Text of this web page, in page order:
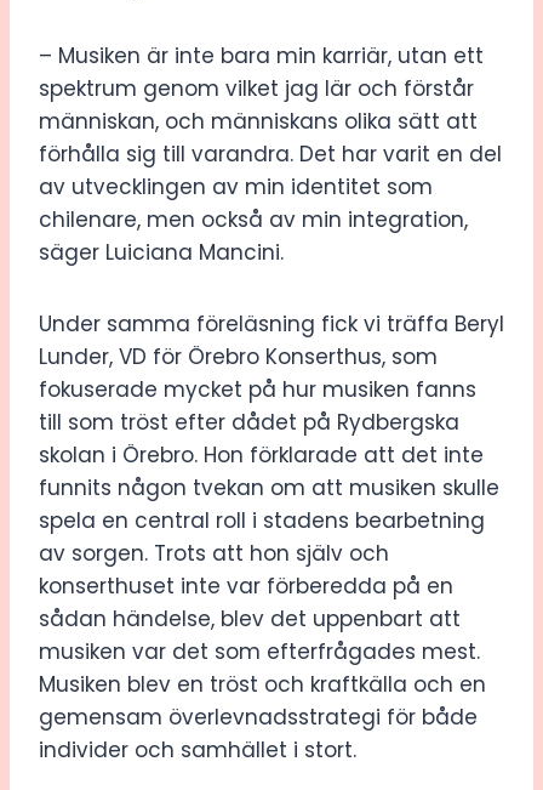
– Musiken är inte bara min karriär, utan ett
spektrum genom vilket jag lär och förstår
människan, och människans olika sätt att
förhålla sig till varandra. Det har varit en del
av utvecklingen av min identitet som
chilenare, men också av min integration,
säger Luiciana Mancini.
Under samma föreläsning fick vi träffa Beryl
Lunder, VD för Örebro Konserthus, som
fokuserade mycket på hur musiken fanns
till som tröst efter dådet på Rydbergska
skolan i Örebro. Hon förklarade att det inte
funnits någon tvekan om att musiken skulle
spela en central roll i stadens bearbetning
av sorgen. Trots att hon själv och
konserthuset inte var förberedda på en
sådan händelse, blev det uppenbart att
musiken var det som efterfrågades mest.
Musiken blev en tröst och kraftkälla och en
gemensam överlevnadsstrategi för både
individer och samhället i stort.